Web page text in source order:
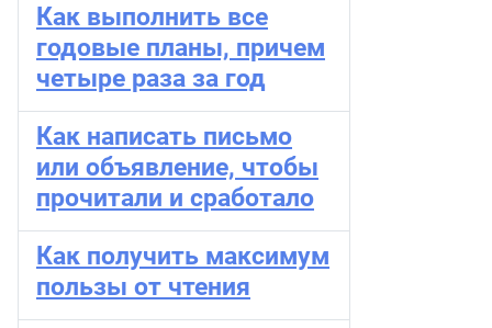
Как выполнить все
годовые планы, причем
четыре раза за год
Как написать письмо
или объявление, чтобы
прочитали и сработало
Как получить максимум
пользы от чтения